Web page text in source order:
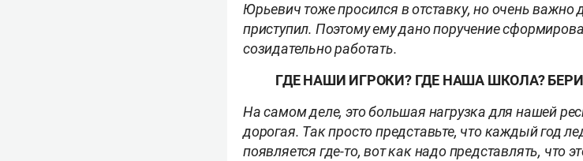
Юрьевич тоже просился в отставку, но очень важно
приступил. Поэтому ему дано поручение
созидательно работать.
ГДЕ НАШИ ИГРОКИ? ГДЕ НАША ШКОЛА?
На самом деле, это большая нагрузка для нашей
дорогая. Так просто представьте, что каждый год
появляется где-то, вот как надо представлять, что